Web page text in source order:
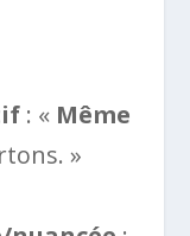
: « Même
»